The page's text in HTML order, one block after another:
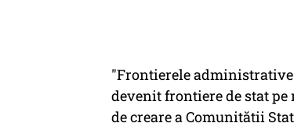
"Frontierele
devenit frontiere de stat
de creare a Comunităţii